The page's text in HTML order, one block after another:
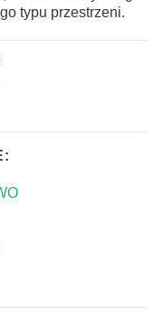
typu przestrzeni.